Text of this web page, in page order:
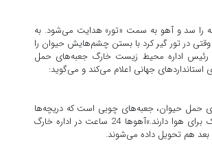
را سد و آهو به سمت «تور» هدایت می‌شود. به
وقتی در تور گیر کرد با بستن چشم‌هایش حیوان را
رئیس اداره محیط زیست خارگ جعبه‌های حمل
استاندارد‌های جهانی اعلام می‌کند و می‌گوید:
حمل حیوان، جعبه‌های چوبی است که دریچه‌ها
و محفظه‌های کوچک برای هوا دارند.»آهوها 24 ساعت در اداره خارگ
هم تحویل داده می‌شوند.